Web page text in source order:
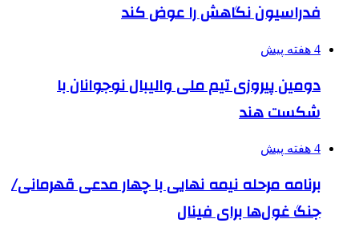
فدراسیون نگاهش را عوض کند
4 هفته پیش
دومین پیروزی تیم ملی والیبال نوجوانان با
شکست هند
4 هفته پیش
برنامه مرحله نیمه نهایی با چهار مدعی قهرمانی/
جنگ غول‌ها برای فینال